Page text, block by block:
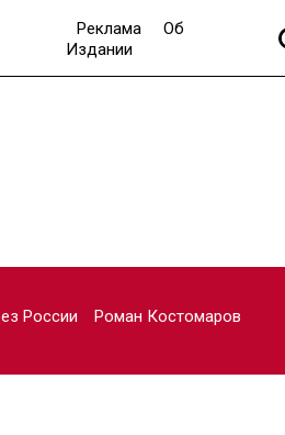
Реклама
Об
Издании
России
Роман Костомаров